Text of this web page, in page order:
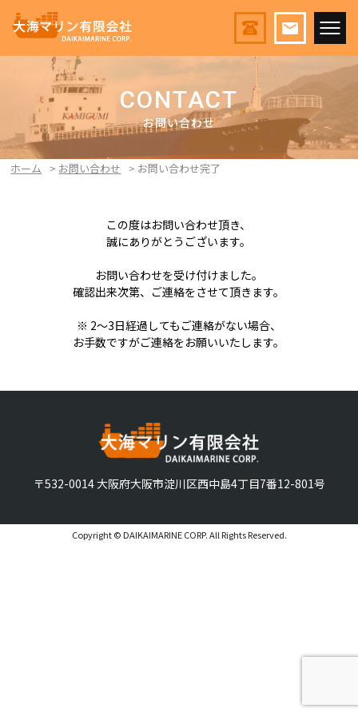
CONTACT
お問い合わせ
ホーム お問い合わせ お問い合わせ完了
この度はお問い合わせ頂き、
誠にありがとうございます。
お問い合わせを受け付けました。
確認出来次第、ご連絡をさせて頂きます。
※ 2～3日経過してもご連絡がない場合、
お手数ですがご連絡をお願いいたします。
〒532-0014 大阪府大阪市淀川区西中島4丁目7番12-801号
Copyright © DAIKAIMARINE CORP. All Rights Reserved.